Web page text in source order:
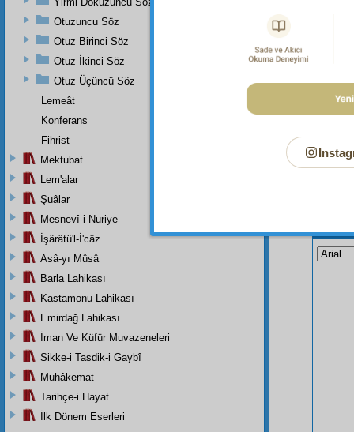
Otuzuncu Söz
Otuz Birinci Söz
Otuz İkinci Söz
Otuz Üçüncü Söz
Lemeât
Konferans
Fihrist
Mektubat
Lem'alar
Şuâlar
Mesnevî-i Nuriye
İşârâtü'l-İ'câz
Asâ-yı Mûsâ
Barla Lahikası
Kastamonu Lahikası
Emirdağ Lahikası
İman Ve Küfür Muvazeneleri
Sikke-i Tasdik-i Gaybî
Muhâkemat
Tarihçe-i Hayat
İlk Dönem Eserleri